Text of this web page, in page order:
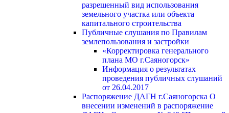
разрешенный вид использования
земельного участка или объекта
капитального строительства
Публичные слушания по Правилам
землепользования и застройки
«Корректировка генерального
плана МО г.Саяногорск»
Информация о результатах
проведения публичных слушаний
от 26.04.2017
Распоряжение ДАГН г.Саяногорска О
внесении изменений в распоряжение